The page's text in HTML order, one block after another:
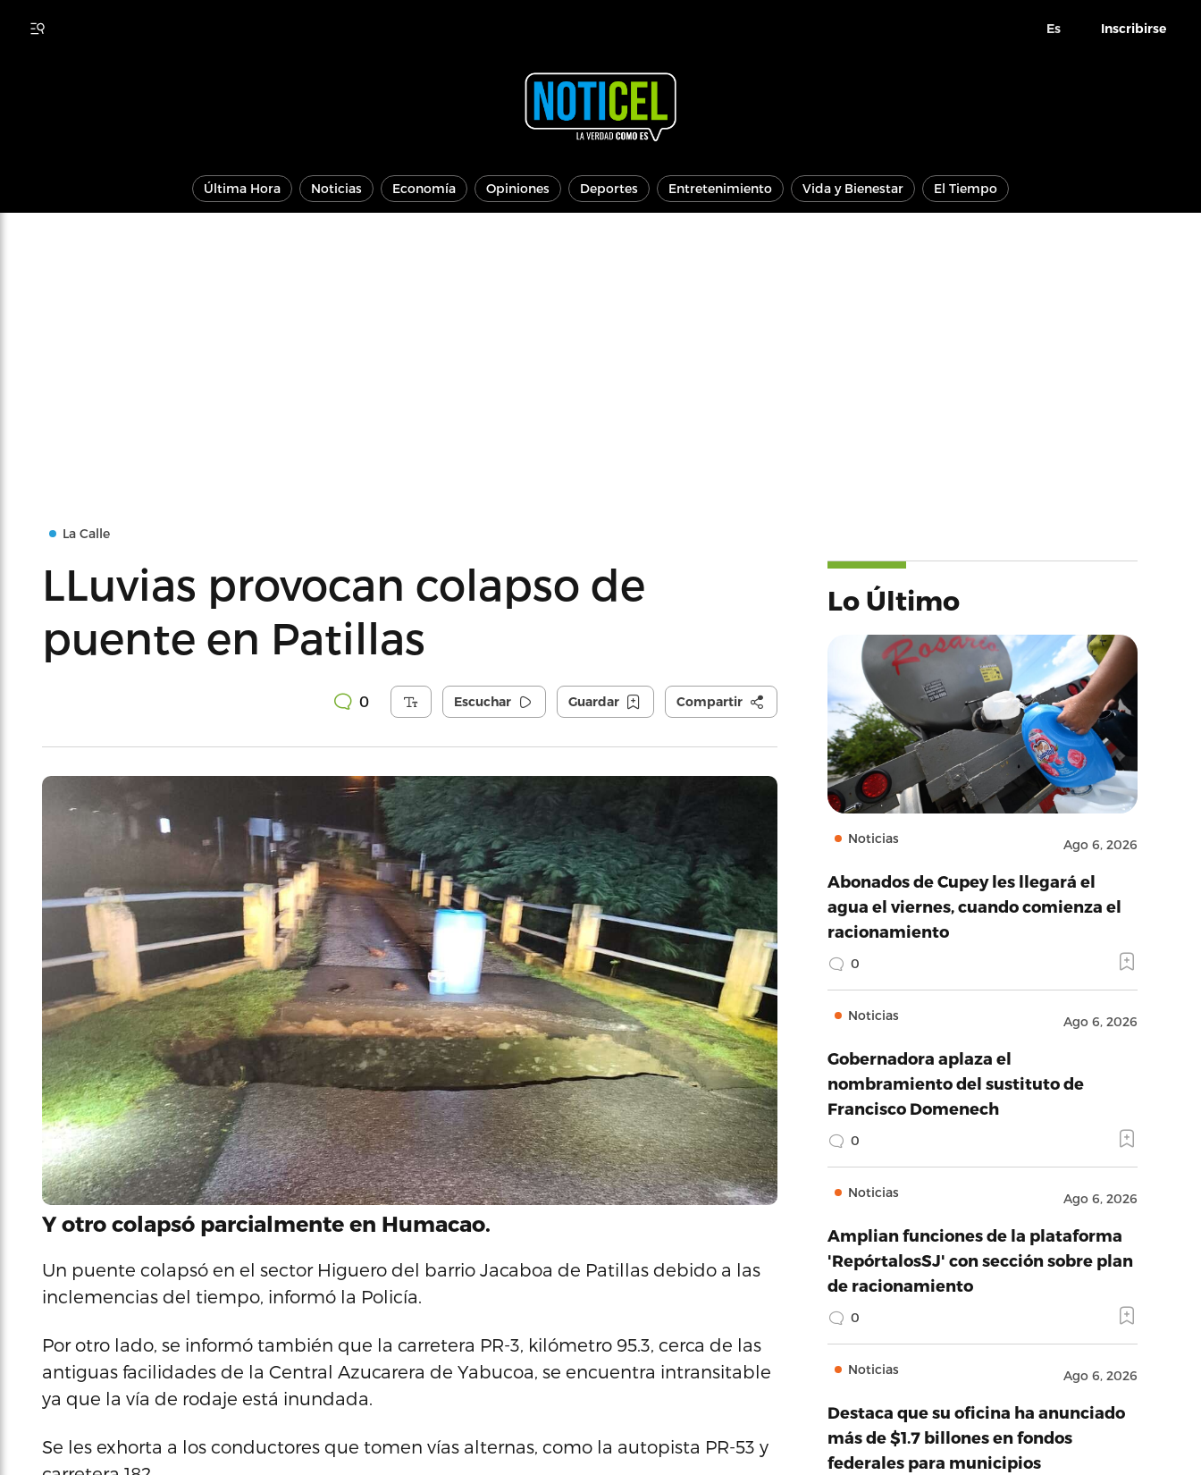
Es Inscribirse
Última Hora Noticias Economía Opiniones Deportes Entretenimiento Vida y Bienestar El Tiempo
La Calle
LLuvias provocan colapso de
puente en Patillas
0 Escuchar Guardar Compartir
Y otro colapsó parcialmente en Humacao.
Un puente colapsó en el sector Higuero del barrio Jacaboa de Patillas debido a las
inclemencias del tiempo, informó la Policía.
Por otro lado, se informó también que la carretera PR-3, kilómetro 95.3, cerca de las
antiguas facilidades de la Central Azucarera de Yabucoa, se encuentra intransitable
ya que la vía de rodaje está inundada.
Se les exhorta a los conductores que tomen vías alternas, como la autopista PR-53 y
Lo Último
Noticias Ago 6, 2026
Abonados de Cupey les llegará el
agua el viernes, cuando comienza el
racionamiento
0
Noticias Ago 6, 2026
Gobernadora aplaza el
nombramiento del sustituto de
Francisco Domenech
0
Noticias Ago 6, 2026
Amplian funciones de la plataforma
'RepórtalosSJ' con sección sobre plan
de racionamiento
0
Noticias Ago 6, 2026
Destaca que su oficina ha anunciado
más de $1.7 billones en fondos
federales para municipios